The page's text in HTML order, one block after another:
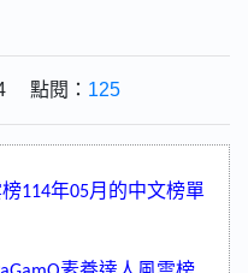
點閱： 125
114年05月的中文榜單